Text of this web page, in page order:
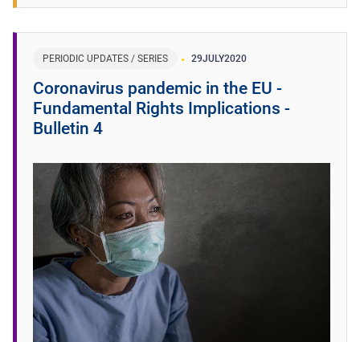
PERIODIC UPDATES / SERIES 29JULY2020
Coronavirus pandemic in the EU -
Fundamental Rights Implications -
Bulletin 4